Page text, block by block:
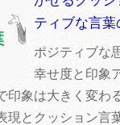
ティブな言
ポジティブな
幸せ度と印象
印象は大きく変わ
現とクッション言